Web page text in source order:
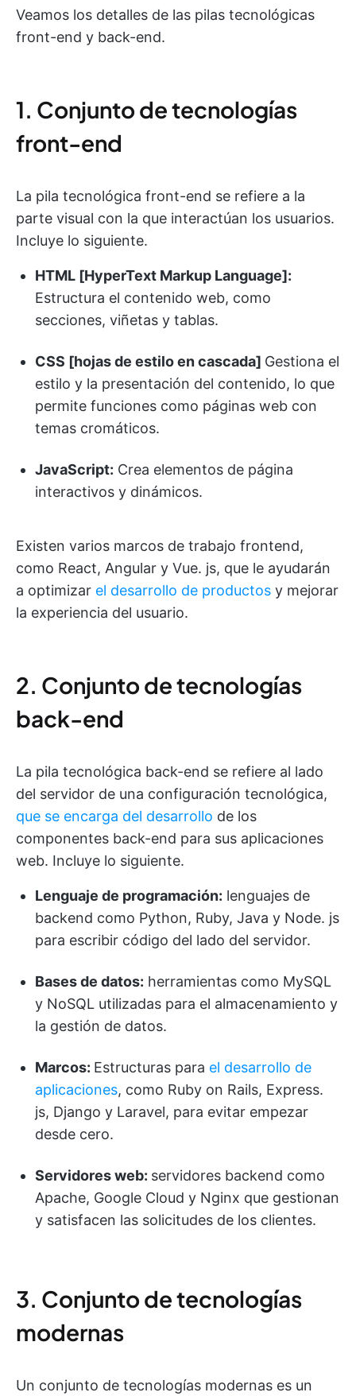
Veamos los detalles de las pilas tecnológicas
front-end y back-end.
1. Conjunto de tecnologías
front-end
La pila tecnológica front-end se refiere a la
parte visual con la que interactúan los usuarios.
Incluye lo siguiente.
HTML [HyperText Markup Language]:
Estructura el contenido web, como
secciones, viñetas y tablas.
CSS [hojas de estilo en cascada] Gestiona el
estilo y la presentación del contenido, lo que
permite funciones como páginas web con
temas cromáticos.
JavaScript: Crea elementos de página
interactivos y dinámicos.
Existen varios marcos de trabajo frontend,
como React, Angular y Vue. js, que le ayudarán
a optimizar el desarrollo de productos y mejorar
la experiencia del usuario.
2. Conjunto de tecnologías
back-end
La pila tecnológica back-end se refiere al lado
del servidor de una configuración tecnológica,
que se encarga del desarrollo de los
componentes back-end para sus aplicaciones
web. Incluye lo siguiente.
Lenguaje de programación: lenguajes de
backend como Python, Ruby, Java y Node. js
para escribir código del lado del servidor.
Bases de datos: herramientas como MySQL
y NoSQL utilizadas para el almacenamiento y
la gestión de datos.
Marcos: Estructuras para el desarrollo de
aplicaciones, como Ruby on Rails, Express.
js, Django y Laravel, para evitar empezar
desde cero.
Servidores web: servidores backend como
Apache, Google Cloud y Nginx que gestionan
y satisfacen las solicitudes de los clientes.
3. Conjunto de tecnologías
modernas
Un conjunto de tecnologías modernas es un